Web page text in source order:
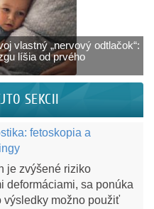
vlastný „nervový odtlačok“:
líšia od prvého
SEKCII
fetoskopia a
je zvýšené riziko
deformáciami, sa ponúka
výsledky možno použiť